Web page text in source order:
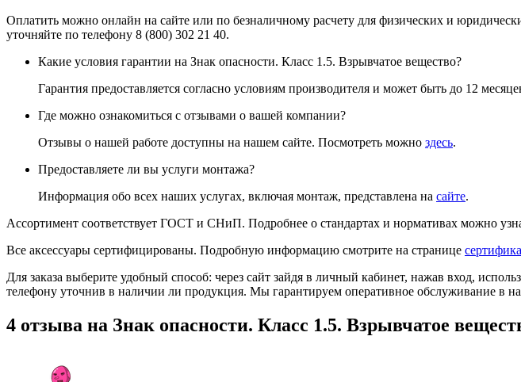
Оплатить можно онлайн на сайте или по безналичному расчету для физических и
уточняйте по телефону 8 (800) 302 21 40.
Какие условия гарантии на Знак опасности. Класс 1.5. Взрывчатое вещество?
Гарантия предоставляется согласно условиям производителя и может быть до 12
Где можно ознакомиться с отзывами о вашей компании?
Отзывы о нашей работе доступны на нашем сайте. Посмотреть можно здесь.
Предоставляете ли вы услуги монтажа?
Информация обо всех наших услугах, включая монтаж, представлена на сайте.
Ассортимент соответствует ГОСТ и СНиП. Подробнее о стандартах и нормативах можно
Все аксессуары сертифицированы. Подробную информацию смотрите на странице
Для заказа выберите удобный способ: через сайт зайдя в личный кабинет, нажав вход,
телефону уточнив в наличии ли продукция. Мы гарантируем оперативное обслуживание в
4 отзыва на Знак опасности. Класс 1.5. Взрывчатое